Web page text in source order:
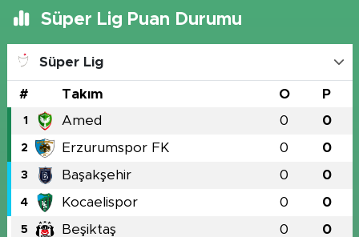
Süper Lig Puan Durumu
Süper Lig
# Takım O P
1 Amed 0 0
2 Erzurumspor FK 0 0
3 Başakşehir 0 0
4 Kocaelispor 0 0
5 Beşiktaş 0 0